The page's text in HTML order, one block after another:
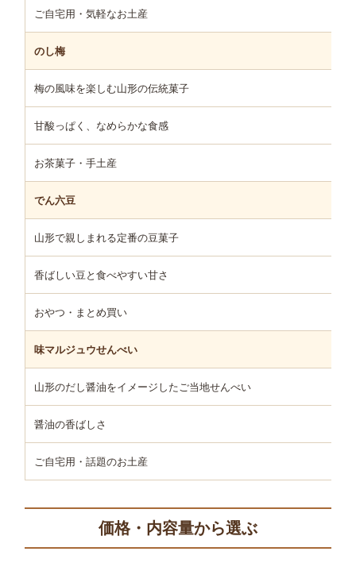
ご自宅用・気軽なお土産
のし梅
梅の風味を楽しむ山形の伝統菓子
甘酸っぱく、なめらかな食感
お茶菓子・手土産
でん六豆
山形で親しまれる定番の豆菓子
香ばしい豆と食べやすい甘さ
おやつ・まとめ買い
味マルジュウせんべい
山形のだし醤油をイメージしたご当地せんべい
醤油の香ばしさ
ご自宅用・話題のお土産
価格・内容量から選ぶ